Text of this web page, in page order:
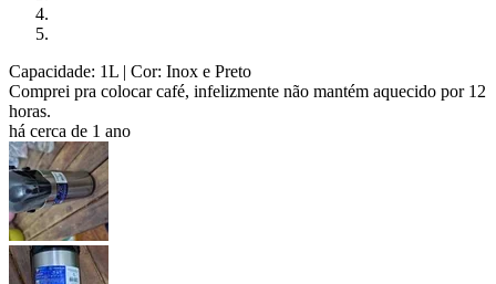
Capacidade: 1L | Cor: Inox e Preto
Comprei pra colocar café, infelizmente não mantém aquecido por 12
horas.
há cerca de 1 ano